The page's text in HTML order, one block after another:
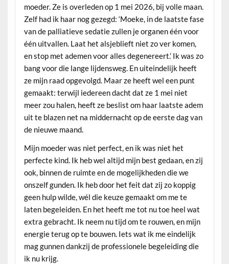
moeder. Ze is overleden op 1 mei 2026, bij volle maan.
Zelf had ik haar nog gezegd: ‘Moeke, in de laatste fase
van de palliatieve sedatie zullen je organen één voor
één uitvallen. Laat het alsjeblieft niet zo ver komen,
en stop met ademen voor alles degenereert.’ Ik was zo
bang voor die lange lijdensweg. En uiteindelijk heeft
ze mijn raad opgevolgd. Maar ze heeft wel een punt
gemaakt: terwijl iedereen dacht dat ze 1 mei niet
meer zou halen, heeft ze beslist om haar laatste adem
uit te blazen net na middernacht op de eerste dag van
de nieuwe maand.
Mijn moeder was niet perfect, en ik was niet het
perfecte kind. Ik heb wel altijd mijn best gedaan, en zij
ook, binnen de ruimte en de mogelijkheden die we
onszelf gunden. Ik heb door het feit dat zij zo koppig
geen hulp wilde, wél die keuze gemaakt om me te
laten begeleiden. En het heeft me tot nu toe heel wat
extra gebracht. Ik neem nu tijd om te rouwen, en mijn
energie terug op te bouwen. Iets wat ik me eindelijk
mag gunnen dankzij de professionele begeleiding die
ik nu krijg.